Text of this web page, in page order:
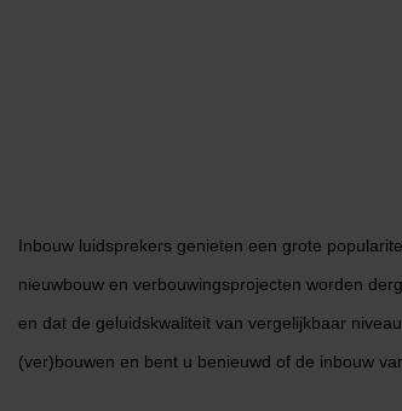
Inbouw luidsprekers genieten een grote
nieuwbouw en verbouwingsprojecten worden
en dat de geluidskwaliteit van vergelijkbaar
(ver)bouwen en bent u benieuwd of de inbouw